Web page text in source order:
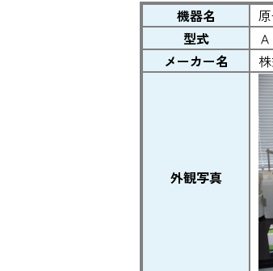
機器名
型式
メーカー名
外観写真